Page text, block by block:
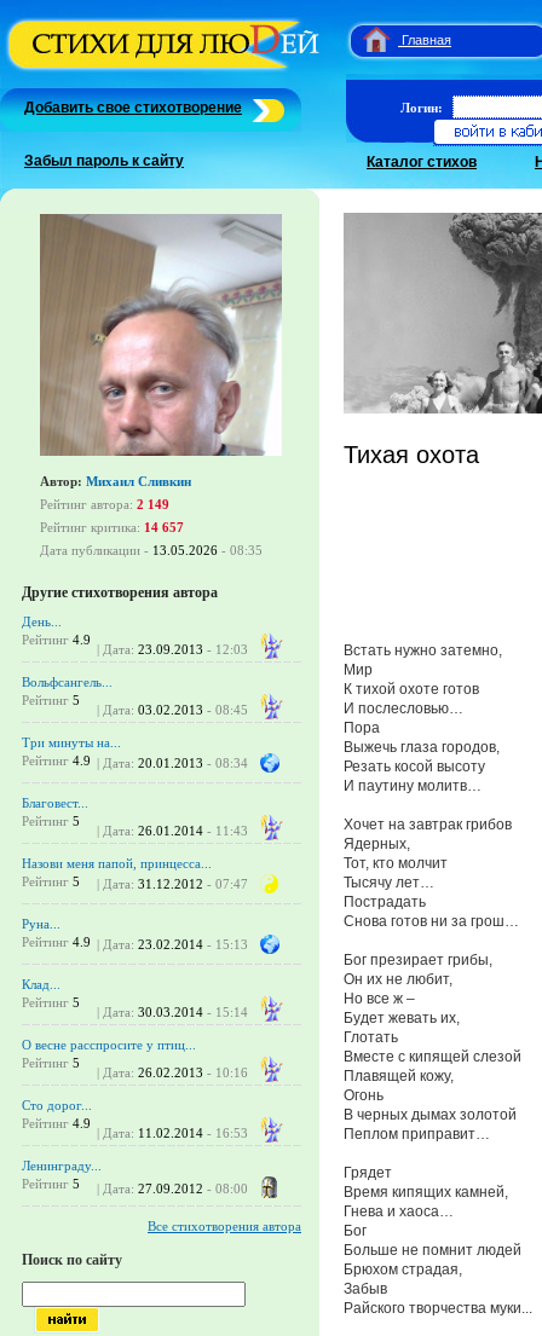
Главная
Добавить свое стихотворение
Забыл пароль к сайту
Логин:
Каталог стихов
Автор: Михаил Сливкин
Рейтинг автора: 2 149
Рейтинг критика: 14 657
Дата публикации - 13.05.2026 - 08:35
Другие стихотворения автора
День...
Рейтинг 4.9
| Дата: 23.09.2013 - 12:03
Вольфсангель...
Рейтинг 5
| Дата: 03.02.2013 - 08:45
Три минуты на...
Рейтинг 4.9 | Дата: 20.01.2013 - 08:34
Благовест...
Рейтинг 5
| Дата: 26.01.2014 - 11:43
Назови меня папой, принцесса...
Рейтинг 5 | Дата: 31.12.2012 - 07:47
Руна...
Рейтинг 4.9 | Дата: 23.02.2014 - 15:13
Клад...
Рейтинг 5
| Дата: 30.03.2014 - 15:14
О весне расспросите у птиц...
Рейтинг 5
| Дата: 26.02.2013 - 10:16
Сто дорог...
Рейтинг 4.9
| Дата: 11.02.2014 - 16:53
Ленинграду...
Рейтинг 5 | Дата: 27.09.2012 - 08:00
Все стихотворения автора
Поиск по сайту
Тихая охота
Встать нужно затемно,
Мир
К тихой охоте готов
И послесловью…
Пора
Выжечь глаза городов,
Резать косой высоту
И паутину молитв…
Хочет на завтрак грибов
Ядерных,
Тот, кто молчит
Тысячу лет…
Пострадать
Снова готов ни за грош…
Бог презирает грибы,
Он их не любит,
Но все ж –
Будет жевать их,
Глотать
Вместе с кипящей слезой
Плавящей кожу,
Огонь
В черных дымах золотой
Пеплом приправит…
Грядет
Время кипящих камней,
Гнева и хаоса…
Бог
Больше не помнит людей
Брюхом страдая,
Забыв
Райского творчества муки...